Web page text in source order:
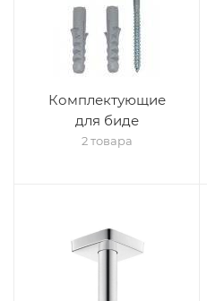
Комплектующие
для биде
2 товара